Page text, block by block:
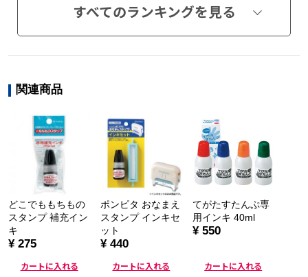
すべてのランキングを見る
関連商品
どこでももちもの
スタンプ 補充イン
キ
¥ 275
カートに入れる
ポンピタ おなまえ
スタンプ インキセ
ット
¥ 440
カートに入れる
てがたすたんぷ専
用インキ 40ml
¥ 550
カートに入れる